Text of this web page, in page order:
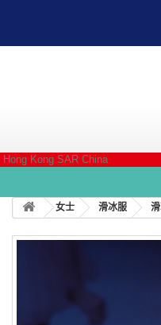
Hong Kong SAR China
女士 滑冰服